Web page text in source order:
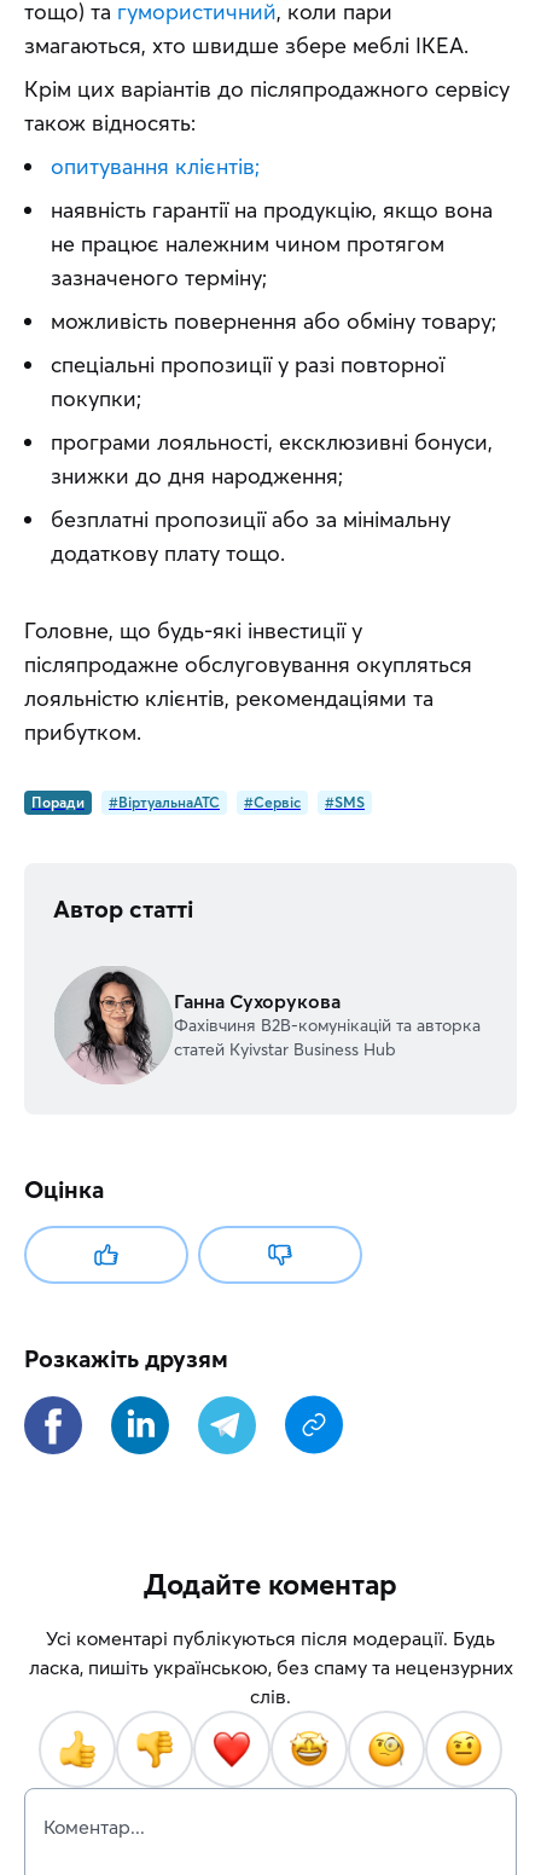
тощо) та гумористичний, коли пари
змагаються, хто швидше збере меблі IKEA.
Крім цих варіантів до післяпродажного сервісу
також відносять:
опитування клієнтів;
наявність гарантії на продукцію, якщо вона
не працює належним чином протягом
зазначеного терміну;
можливість повернення або обміну товару;
спеціальні пропозиції у разі повторної
покупки;
програми лояльності, ексклюзивні бонуси,
знижки до дня народження;
безплатні пропозиції або за мінімальну
додаткову плату тощо.
Головне, що будь-які інвестиції у
післяпродажне обслуговування окупляться
лояльністю клієнтів, рекомендаціями та
прибутком.
Поради #ВіртуальнаATC #Сервіс #SMS
Автор статті
Ганна Сухорукова
Фахівчиня В2В-комунікацій та авторка
статей Kyivstar Business Hub
Оцінка
Розкажіть друзям
Додайте коментар
Усі коментарі публікуються після модерації. Будь
ласка, пишіть українською, без спаму та нецензурних
слів.
Коментар...